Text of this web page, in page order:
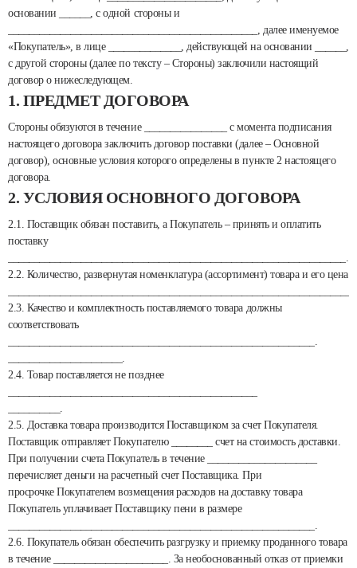
основании ______, с одной стороны и
________________________________________________, далее именуемое
«Покупатель», в лице ______________, действующей на основании ______,
с другой стороны (далее по тексту – Стороны) заключили настоящий
договор о нижеследующем.
1. ПРЕДМЕТ ДОГОВОРА
Стороны обязуются в течение ________________ с момента подписания
настоящего договора заключить договор поставки (далее – Основной
договор), основные условия которого определены в пункте 2 настоящего
договора.
2. УСЛОВИЯ ОСНОВНОГО ДОГОВОРА
2.1. Поставщик обязан поставить, а Покупатель – принять и оплатить
поставку
2.2. Количество, развернутая номенклатура (ассортимент) товара и его цена
2.3. Качество и комплектность поставляемого товара должны
соответствовать
2.4. Товар поставляется не позднее
2.5. Доставка товара производится Поставщиком за счет Покупателя.
Поставщик отправляет Покупателю ________ счет на стоимость доставки.
При получении счета Покупатель в течение _____________________
перечисляет деньги на расчетный счет Поставщика. При
просрочке Покупателем возмещения расходов на доставку товара
Покупатель уплачивает Поставщику пени в размере
2.6. Покупатель обязан обеспечить разгрузку и приемку проданного товара
в течение ______________________. За необоснованный отказ от приемки